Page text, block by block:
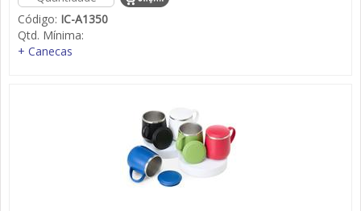
Código: IC-A1350
Qtd. Mínima:
+ Canecas